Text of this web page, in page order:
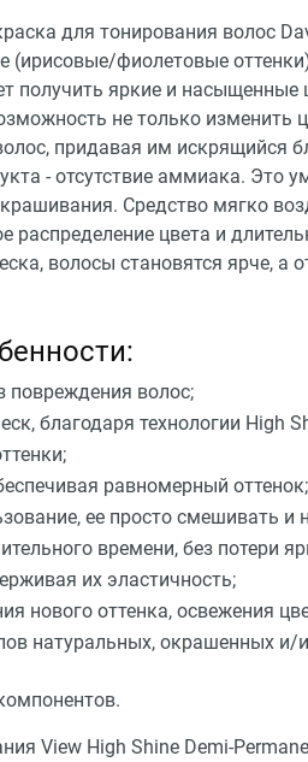
для тонирования волос
(ирисовые/фиолетовые
получить яркие и насыщенные
не только изменить
придавая им искрящийся
- отсутствие аммиака. Это
Средство мягко
распределение цвета и
волосы становятся ярче, а
повреждения волос;
благодаря технологии High
равномерный оттенок;
ее просто смешивать и
времени, без потери
их эластичность;
нового оттенка, освежения
натуральных, окрашенных и/
View High Shine Demi-